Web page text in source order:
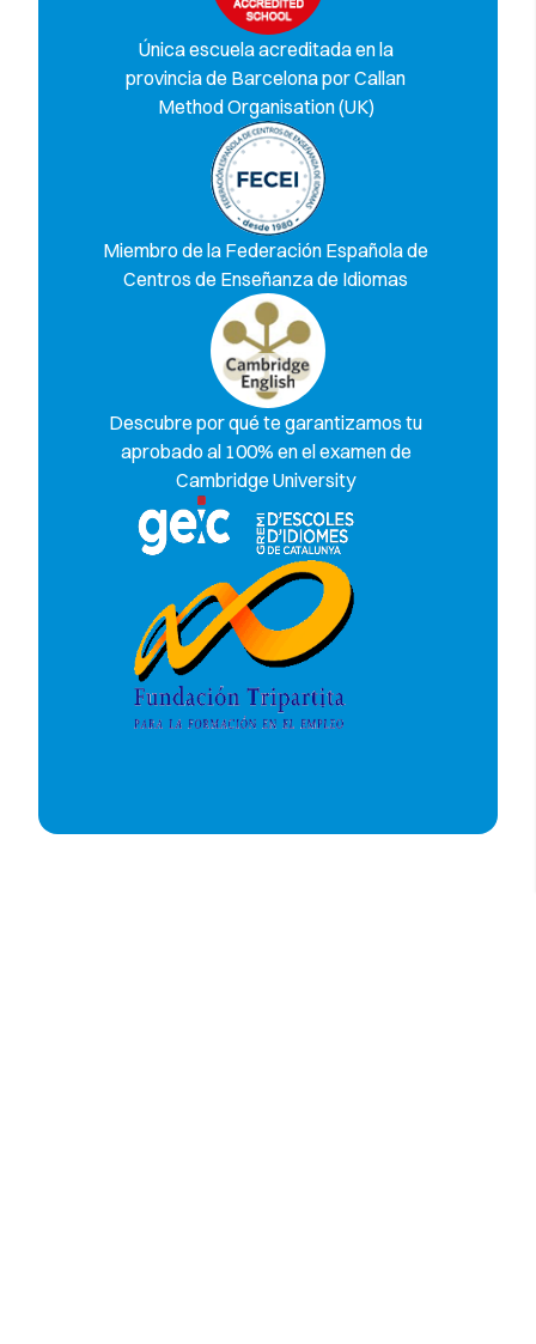
Única escuela acreditada en la
provincia de Barcelona por Callan
Method Organisation (UK)
Miembro de la Federación Española de
Centros de Enseñanza de Idiomas
Descubre por qué te garantizamos tu
aprobado al 100% en el examen de
Cambridge University